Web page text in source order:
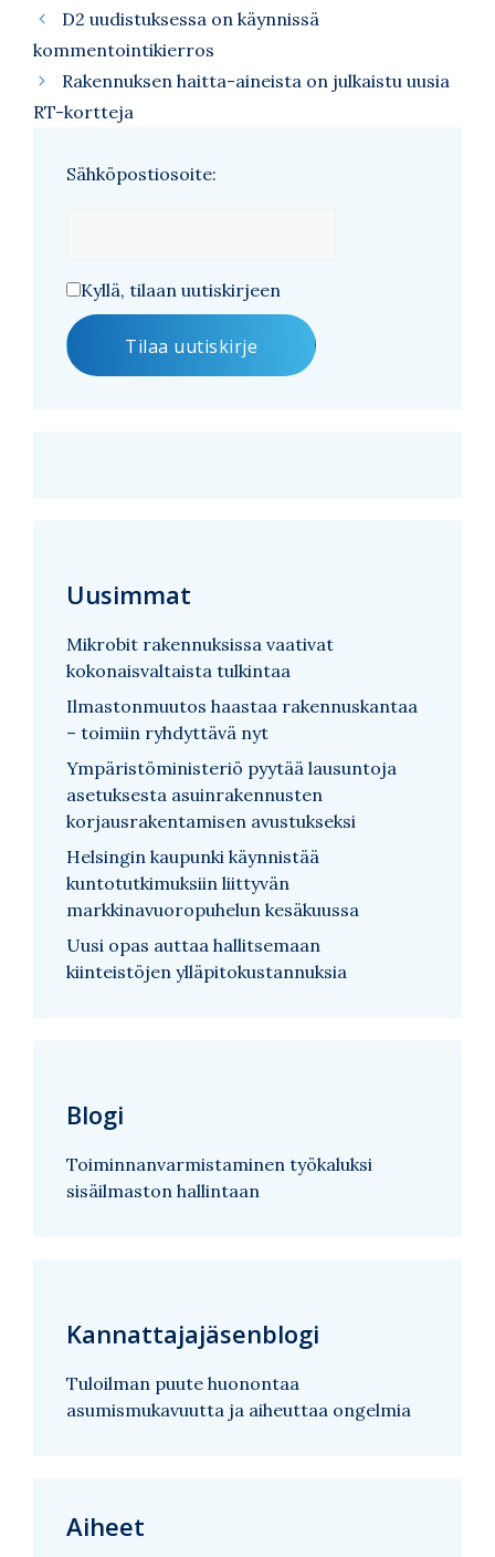
D2 uudistuksessa on käynnissä
kommentointikierros
Rakennuksen haitta-aineista on julkaistu uusia
RT-kortteja
Sähköpostiosoite:
Kyllä, tilaan uutiskirjeen
Uusimmat
Mikrobit rakennuksissa vaativat
kokonaisvaltaista tulkintaa
Ilmastonmuutos haastaa rakennuskantaa
– toimiin ryhdyttävä nyt
Ympäristöministeriö pyytää lausuntoja
asetuksesta asuinrakennusten
korjausrakentamisen avustukseksi
Helsingin kaupunki käynnistää
kuntotutkimuksiin liittyvän
markkinavuoropuhelun kesäkuussa
Uusi opas auttaa hallitsemaan
kiinteistöjen ylläpitokustannuksia
Blogi
Toiminnanvarmistaminen työkaluksi
sisäilmaston hallintaan
Kannattajajäsenblogi
Tuloilman puute huonontaa
asumismukavuutta ja aiheuttaa ongelmia
Aiheet